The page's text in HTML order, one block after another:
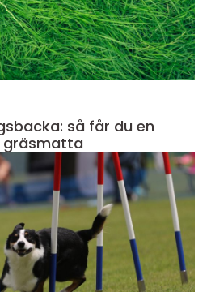
så får du en
gräsmatta